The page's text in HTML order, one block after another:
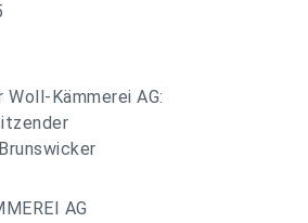
Kämmerei AG:
AG